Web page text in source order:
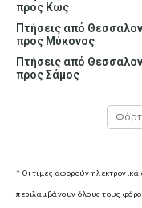
προς Κως
Πτήσεις από
προς Μύκονος
Πτήσεις από
προς Σάμος
* Οι τιμές αφορούν
περιλαμβάνουν όλους τους